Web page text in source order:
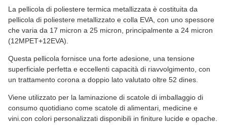
La pellicola di poliestere termica metallizzata è costituita da
pellicola di poliestere metallizzato e colla EVA, con uno spessore
che varia da 17 micron a 25 micron, principalmente a 24 micron
(12MPET+12EVA).
Questa pellicola fornisce una forte adesione, una tensione
superficiale perfetta e eccellenti capacità di riavvolgimento, con
un trattamento corona a doppio lato valutato oltre 52 dines.
Viene utilizzato per la laminazione di scatole di imballaggio di
consumo quotidiano come scatole di alimentari, medicine e
vini.con colori personalizzati disponibili in finiture lucide e opache.